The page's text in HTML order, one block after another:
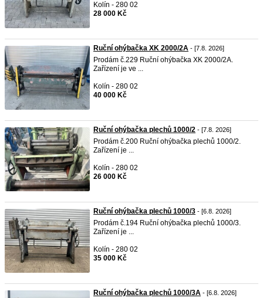
Kolín - 280 02
28 000 Kč
Ruční ohýbačka XK 2000/2A - [7.8. 2026]
Prodám č.229 Ruční ohýbačka XK 2000/2A.
Zařízení je ve ...
Kolín - 280 02
40 000 Kč
Ruční ohýbačka plechů 1000/2 - [7.8. 2026]
Prodám č.200 Ruční ohýbačka plechů 1000/2.
Zařízení je ...
Kolín - 280 02
26 000 Kč
Ruční ohýbačka plechů 1000/3 - [6.8. 2026]
Prodám č.194 Ruční ohýbačka plechů 1000/3.
Zařízení je ...
Kolín - 280 02
35 000 Kč
Ruční ohýbačka plechů 1000/3A - [6.8. 2026]